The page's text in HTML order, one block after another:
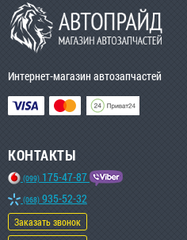
Интернет-магазин автозапчастей
КОНТАКТЫ
(099) 175-47-87
(068) 935-52-32
Заказать звонок